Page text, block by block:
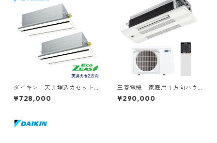
ダイキン 天井埋込カセット
型2方向 6～12馬力 ツイン
２対１トリプル３対１
¥728,000
三菱電機 家庭用１方向ハウ
ジングエアコン 6～20畳用
¥290,000